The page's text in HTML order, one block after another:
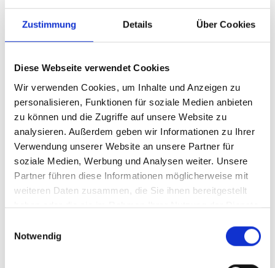
Zustimmung Details Über Cookies
Diese Webseite verwendet Cookies
Wir verwenden Cookies, um Inhalte und Anzeigen zu
personalisieren, Funktionen für soziale Medien anbieten
zu können und die Zugriffe auf unsere Website zu
analysieren. Außerdem geben wir Informationen zu Ihrer
Verwendung unserer Website an unsere Partner für
soziale Medien, Werbung und Analysen weiter. Unsere
Partner führen diese Informationen möglicherweise mit
weiteren Daten zusammen, die Sie ihnen bereitgestellt
haben oder die sie im Rahmen Ihrer Nutzung der Dienste
Notwendig
Hamburg.de –
Hamburg Mail
Campaign